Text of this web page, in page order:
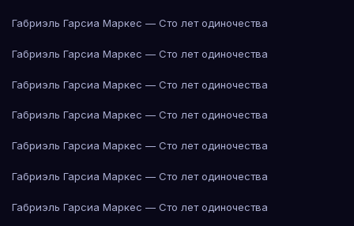
Габриэль Гарсиа Маркес — Сто лет одиночества
Габриэль Гарсиа Маркес — Сто лет одиночества
Габриэль Гарсиа Маркес — Сто лет одиночества
Габриэль Гарсиа Маркес — Сто лет одиночества
Габриэль Гарсиа Маркес — Сто лет одиночества
Габриэль Гарсиа Маркес — Сто лет одиночества
Габриэль Гарсиа Маркес — Сто лет одиночества